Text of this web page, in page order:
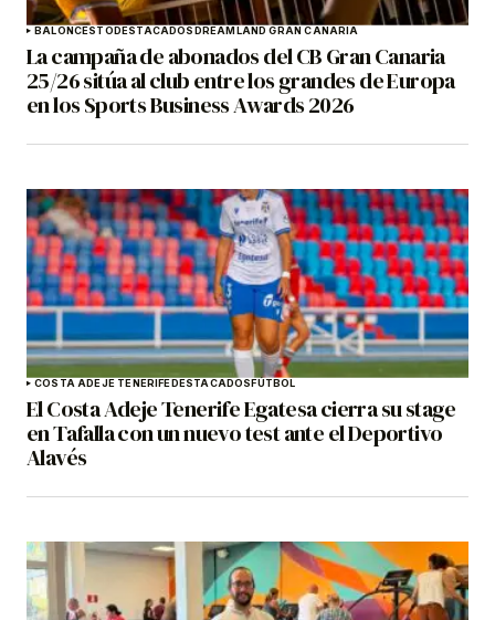
BALONCESTODESTACADOSDREAMLAND GRAN CANARIA
La campaña de abonados del CB Gran Canaria
25/26 sitúa al club entre los grandes de Europa
en los Sports Business Awards 2026
COSTA ADEJE TENERIFEDESTACADOSFÚTBOL
El Costa Adeje Tenerife Egatesa cierra su stage
en Tafalla con un nuevo test ante el Deportivo
Alavés